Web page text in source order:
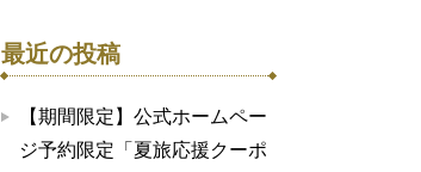
最近の投稿
【期間限定】公式ホームペー
ジ予約限定「夏旅応援クーポ